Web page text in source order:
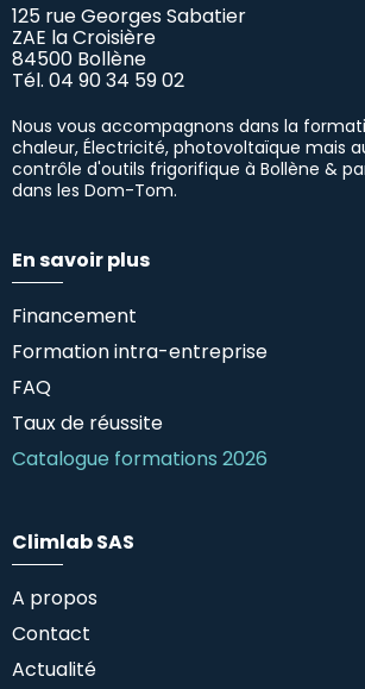
125 rue Georges Sabatier
ZAE la Croisière
84500 Bollène
Tél. 04 90 34 59 02
Nous vous accompagnons dans la
chaleur, Électricité, photovoltaïque mais
contrôle d'outils frigorifique à Bollène &
dans les Dom-Tom.
En savoir plus
Financement
Formation intra-entreprise
FAQ
Taux de réussite
Catalogue formations 2026
Climlab SAS
A propos
Contact
Actualité